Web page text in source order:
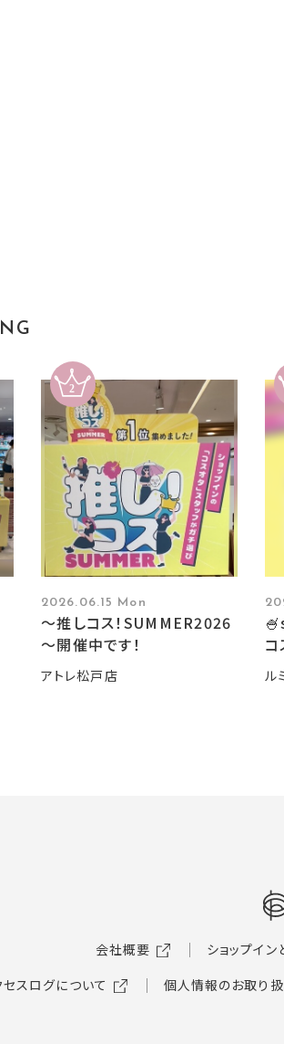
2026.06.15 Mon
～推しコス！SUMMER2026
～開催中です！
アトレ松戸店
🍧
ル
会社概要 ショップイ
スログについて
個人情報のお取り